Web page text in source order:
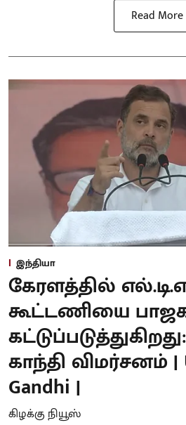
Read More
இந்தியா
கேரளத்தில்
கூட்டணியை
காந்தி விமர்சனம் |
Gandhi |
கிழக்கு நியூஸ்